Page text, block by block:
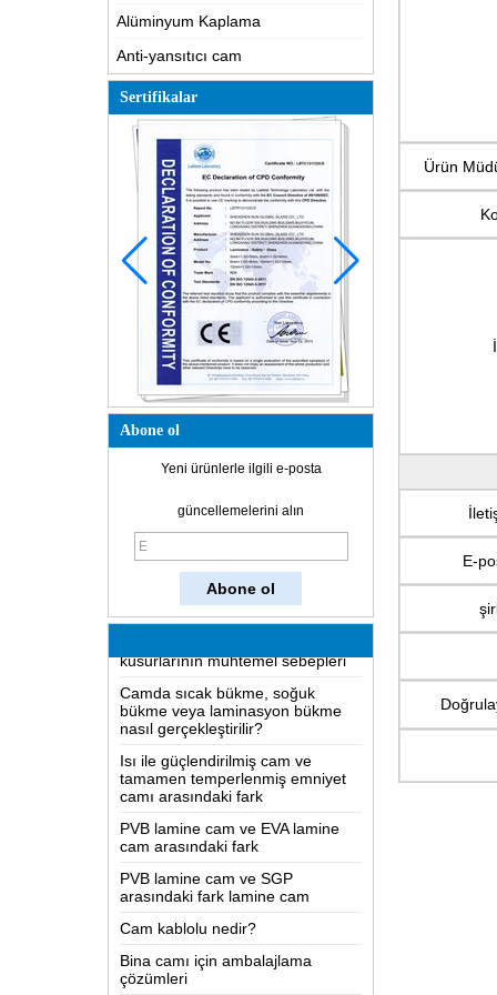
Alüminyum Kaplama
Anti-yansıtıcı cam
Sertifikalar
Abone ol
Yeni ürünlerle ilgili e-posta
güncellemelerini alın
Cam nasıl yapılır?
İki yönlü ayna nasıl çalışır?
Lamine camlarda ve çözelti
kusurlarının muhtemel sebepleri
Camda sıcak bükme, soğuk
nasıl gerçekleştirilir?
Isı ile güçlendirilmiş cam ve
camı arasındaki fark
PVB lamine cam ve EVA lamine
PVB lamine cam ve SGP
Cam kablolu nedir?
Bina camı için ambalajlama
Cam nasıl yapılır?
Ürün
E-